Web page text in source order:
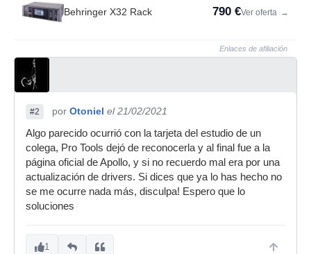
Behringer X32 Rack 790 €Ver oferta →
Enlaces de afiliación
#2 por Otoniel el 21/02/2021
Algo parecido ocurrió con la tarjeta del estudio de un
colega, Pro Tools dejó de reconocerla y al final fue a la
página oficial de Apollo, y si no recuerdo mal era por una
actualización de drivers. Si dices que ya lo has hecho no
se me ocurre nada más, disculpa! Espero que lo
soluciones
1